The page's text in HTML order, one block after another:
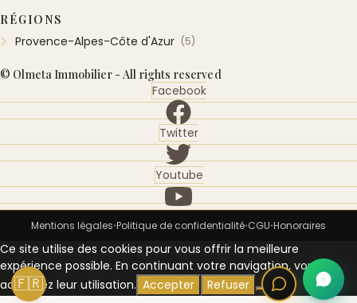
RÉGIONS
Provence-Alpes-Côte d'Azur (5)
© Olmeta Immobilier - All rights reserved
Facebook
Twitter
Youtube
🇫🇷
Mentions légales•Politique de confidentialité•CGU•Honoraires
Ce site utilise des cookies pour vous offrir la meilleure
expérience possible. En continuant votre navigation, vous
acceptez leur utilisation. Accepter Refuser